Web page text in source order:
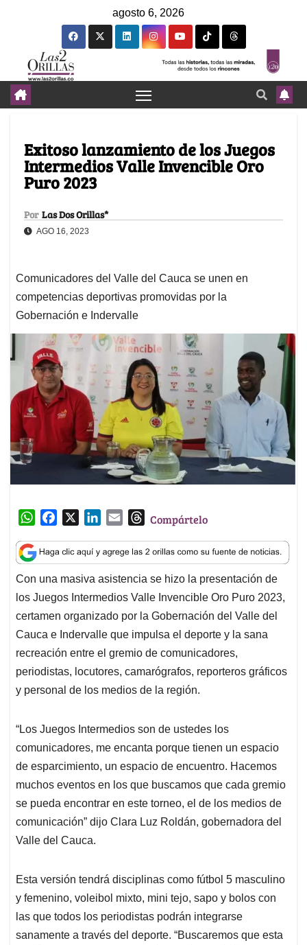
agosto 6, 2026
Exitoso lanzamiento de los Juegos
Intermedios Valle Invencible Oro
Puro 2023
Por Las Dos Orillas*
AGO 16, 2023
Comunicadores del Valle del Cauca se unen en
competencias deportivas promovidas por la
Gobernación e Indervalle
W
a
t
s
A
p
p
c
e
b
o
o
k
n
k
e
d
I
n
a
i
l
T
r
e
a
d
s
Compártelo
Con una masiva asistencia se hizo la presentación de
los Juegos Intermedios Valle Invencible Oro Puro 2023,
certamen organizado por la Gobernación del Valle del
Cauca e Indervalle que impulsa el deporte y la sana
recreación entre el gremio de comunicadores,
periodistas, locutores, camarógrafos, reporteros gráficos
y personal de los medios de la región.
“Los Juegos Intermedios son de ustedes los
comunicadores, me encanta porque tienen un espacio
de esparcimiento, un espacio de encuentro. Hacemos
muchos eventos en los que buscamos que cada gremio
se pueda encontrar en este torneo, el de los medios de
comunicación” dijo Clara Luz Roldán, gobernadora del
Valle del Cauca.
Esta versión tendrá disciplinas como fútbol 5 masculino
y femenino, voleibol mixto, mini tejo, sapo y bolos con
las que todos los periodistas podrán integrarse
sanamente a través del deporte. “Buscaremos que esta